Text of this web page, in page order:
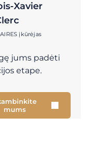
Xavier
įkūrėjas
jums padėti
etape.
mums